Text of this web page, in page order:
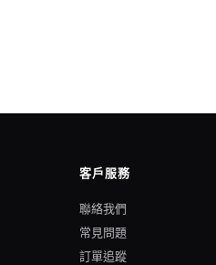
客戶服務
聯絡我們
常見問題
訂單追蹤